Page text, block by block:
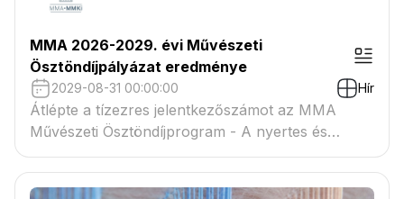
MMA 2026-2029. évi Művészeti
Ösztöndíjpályázat eredménye
2029-08-31 00:00:00 Hír
Átlépte a tízezres jelentkezőszámot az MMA
Művészeti Ösztöndíjprogram - A nyertes és
tartaléklistás pályázók névsora megtekinthető a
csatolmányban